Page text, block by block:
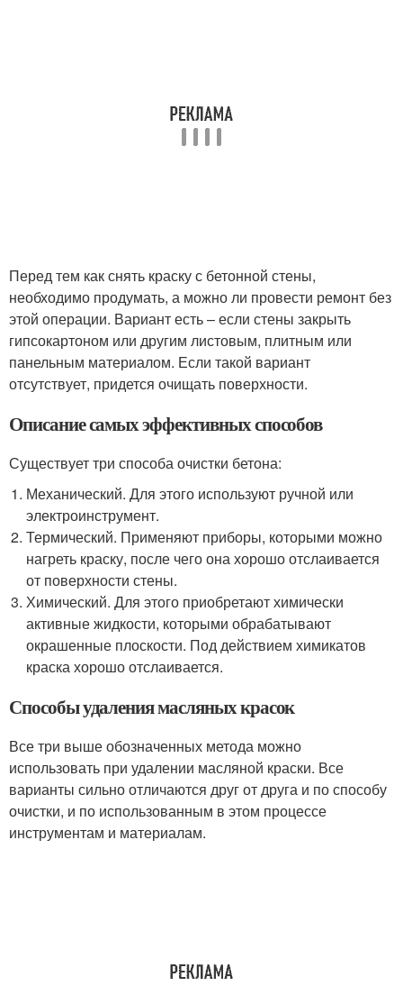
Перед тем как снять краску с бетонной стены,
необходимо продумать, а можно ли провести ремонт без
этой операции. Вариант есть – если стены закрыть
гипсокартоном или другим листовым, плитным или
панельным материалом. Если такой вариант
отсутствует, придется очищать поверхности.
Описание самых эффективных способов
Существует три способа очистки бетона:
Механический. Для этого используют ручной или
электроинструмент.
Термический. Применяют приборы, которыми можно
нагреть краску, после чего она хорошо отслаивается
от поверхности стены.
Химический. Для этого приобретают химически
активные жидкости, которыми обрабатывают
окрашенные плоскости. Под действием химикатов
краска хорошо отслаивается.
Способы удаления масляных красок
Все три выше обозначенных метода можно
использовать при удалении масляной краски. Все
варианты сильно отличаются друг от друга и по способу
очистки, и по использованным в этом процессе
инструментам и материалам.